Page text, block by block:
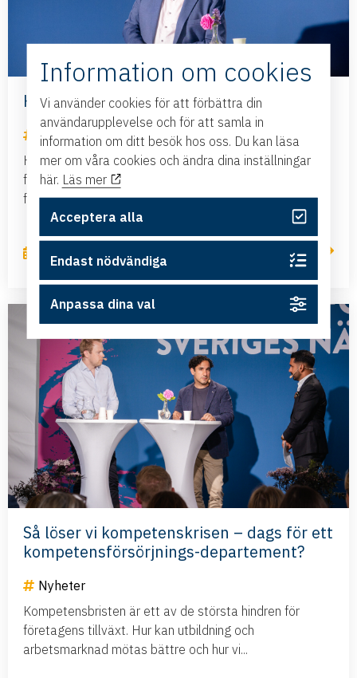
Har Sverige råd att negligera flyget?
Nyheter
Hur säkerställer vi att företag i hela Sverige kan
fortsätta växa och konkurrera internationellt? Den
frågan präglade seminariet som Sveriges...
2 juli, 2026 Läs mer
Så löser vi kompetenskrisen – dags för ett
kompetensförsörjnings-departement?
Nyheter
Kompetensbristen är ett av de största hindren för
företagens tillväxt. Hur kan utbildning och
arbetsmarknad mötas bättre och hur vi...
Information om cookies
Vi använder cookies för att förbättra din
användarupplevelse och för att samla in
information om ditt besök hos oss. Du kan läsa
mer om våra cookies och ändra dina inställningar
här. Läs mer
Acceptera alla
Endast nödvändiga
Anpassa dina val